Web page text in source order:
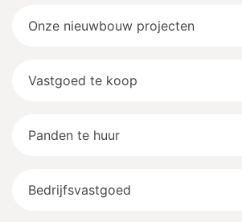
Onze nieuwbouw projecten
Vastgoed te koop
Panden te huur
Bedrijfsvastgoed